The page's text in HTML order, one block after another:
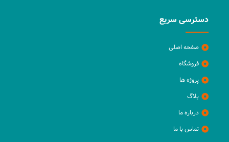
دسترسی سریع
صفحه اصلی
فروشگاه
پروژه ها
بلاگ
درباره ما
تماس با ما